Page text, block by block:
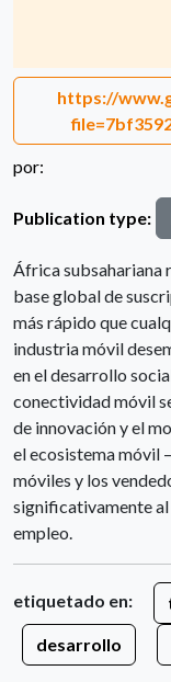
https://
por:
Publication type:
África subsahariana
base global de
más rápido que
industria móvil
en el desarrollo
conectividad móvil
de innovación y el
el ecosistema móvil
móviles y los
significativamente
empleo.
etiquetado en:
desarrollo